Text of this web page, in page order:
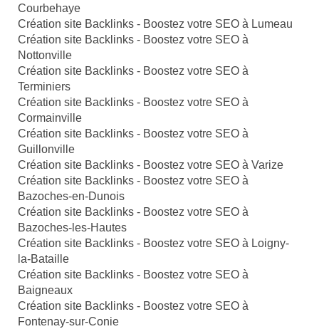
Courbehaye
Création site Backlinks - Boostez votre SEO à Lumeau
Création site Backlinks - Boostez votre SEO à
Nottonville
Création site Backlinks - Boostez votre SEO à
Terminiers
Création site Backlinks - Boostez votre SEO à
Cormainville
Création site Backlinks - Boostez votre SEO à
Guillonville
Création site Backlinks - Boostez votre SEO à Varize
Création site Backlinks - Boostez votre SEO à
Bazoches-en-Dunois
Création site Backlinks - Boostez votre SEO à
Bazoches-les-Hautes
Création site Backlinks - Boostez votre SEO à Loigny-
la-Bataille
Création site Backlinks - Boostez votre SEO à
Baigneaux
Création site Backlinks - Boostez votre SEO à
Fontenay-sur-Conie